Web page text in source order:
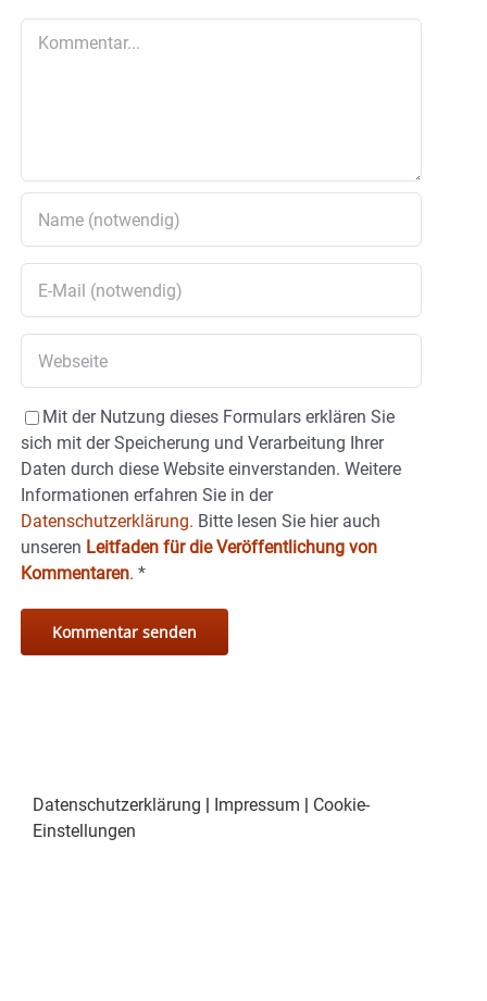
Mit der Nutzung dieses Formulars erklären Sie
sich mit der Speicherung und Verarbeitung Ihrer
Daten durch diese Website einverstanden. Weitere
Informationen erfahren Sie in der
Datenschutzerklärung. Bitte lesen Sie hier auch
unseren Leitfaden für die Veröffentlichung von
Kommentaren. *
Datenschutzerklärung Impressum
Cookie-
Einstellungen